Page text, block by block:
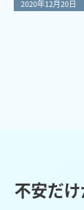
2020年12月20日
不安だ